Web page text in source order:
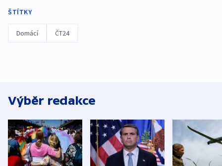
ŠTÍTKY
Domácí ČT24
Výběr redakce